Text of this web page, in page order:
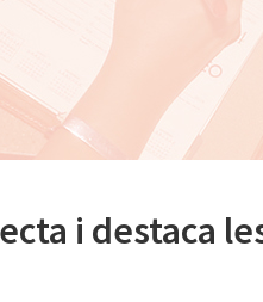
i destaca